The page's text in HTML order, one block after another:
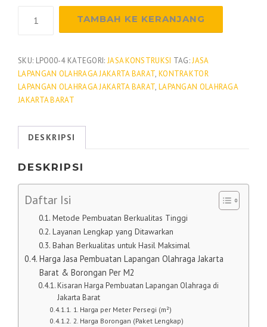
Lapangan
Olahraga
Jakarta
TAMBAH KE KERANJANG
SKU: LPO00-4 KATEGORI: JASA KONSTRUKSI TAG:JASA
LAPANGAN OLAHRAGA JAKARTA BARAT, KONTRAKTOR
LAPANGAN OLAHRAGA JAKARTA BARAT, LAPANGAN OLAHRAGA
JAKARTA BARAT
DESKRIPSI
DESKRIPSI
Daftar Isi
Metode Pembuatan Berkualitas Tinggi
Layanan Lengkap yang Ditawarkan
Bahan Berkualitas untuk Hasil Maksimal
Harga Jasa Pembuatan Lapangan Olahraga Jakarta
Barat & Borongan Per M2
Kisaran Harga Pembuatan Lapangan Olahraga di
Jakarta Barat
1. Harga per Meter Persegi (m²)
2. Harga Borongan (Paket Lengkap)